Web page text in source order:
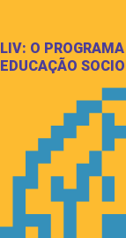
LIV: O
EDUCAÇÃO